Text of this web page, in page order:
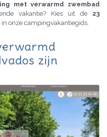
met verwarmd zwembad
vakantie? Kies uit de 23
in onze campingvakantiegids.
zijn